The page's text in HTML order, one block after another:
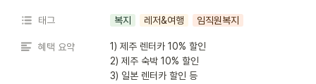
태그 복지 레저&여행 임직원복지
혜택 요약
1) 제주 렌터카 10% 할인
2) 제주 숙박 10% 할인
3) 일본 렌터카 할인 등